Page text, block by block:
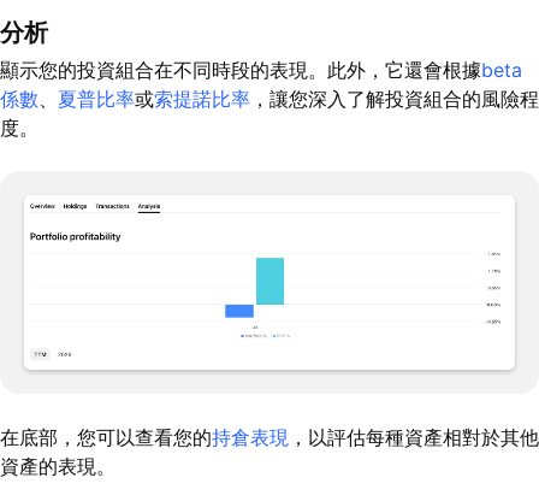
分析
顯示您的投資組合在不同時段的表現。此外，它還會根據beta
係數、 夏普比率或索提諾比率 ，讓您深入了解投資組合的風險程
度。
在底部，您可以查看您的持倉表現 ，以評估每種資產相對於其他
資產的表現。